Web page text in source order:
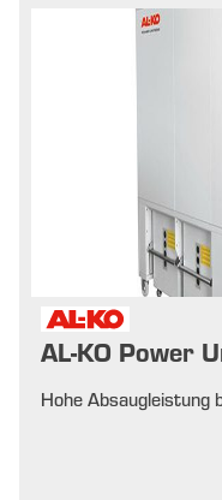
AL-KO Power
Hohe Absaugleistung